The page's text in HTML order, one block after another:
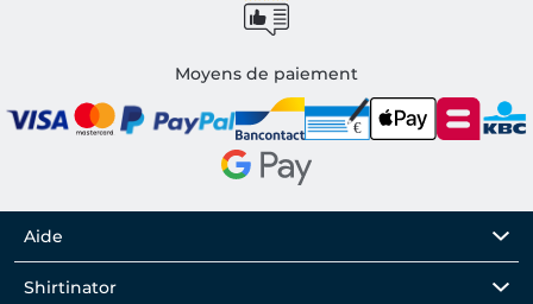
Moyens de paiement
Aide
Shirtinator